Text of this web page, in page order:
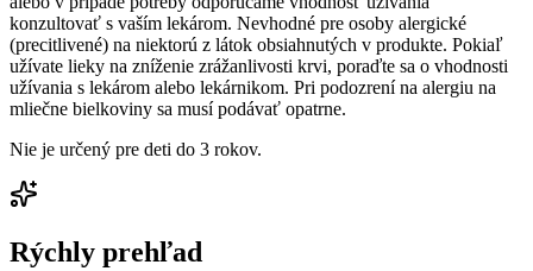
konzultovať s vaším lekárom. Nevhodné pre osoby alergické
(precitlivené) na niektorú z látok obsiahnutých v produkte. Pokiaľ
užívate lieky na zníženie zrážanlivosti krvi, poraďte sa o vhodnosti
užívania s lekárom alebo lekárnikom. Pri podozrení na alergiu na
mliečne bielkoviny sa musí podávať opatrne.
Nie je určený pre deti do 3 rokov.
Rýchly prehľad